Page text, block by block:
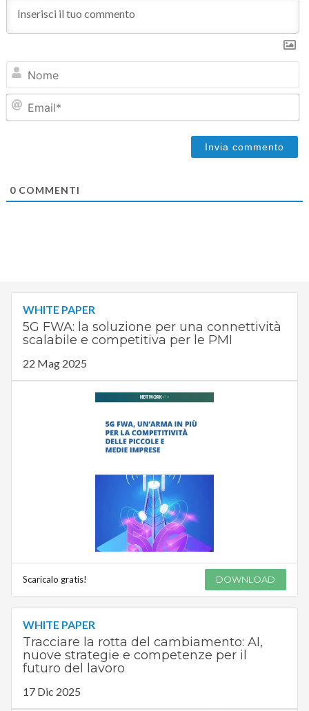
0COMMENTI
WHITE PAPER
5G FWA: la soluzione per una connettività
scalabile e competitiva per le PMI
22 Mag 2025
Scaricalo gratis! DOWNLOAD
WHITE PAPER
Tracciare la rotta del cambiamento: AI,
nuove strategie e competenze per il
futuro del lavoro
17 Dic 2025